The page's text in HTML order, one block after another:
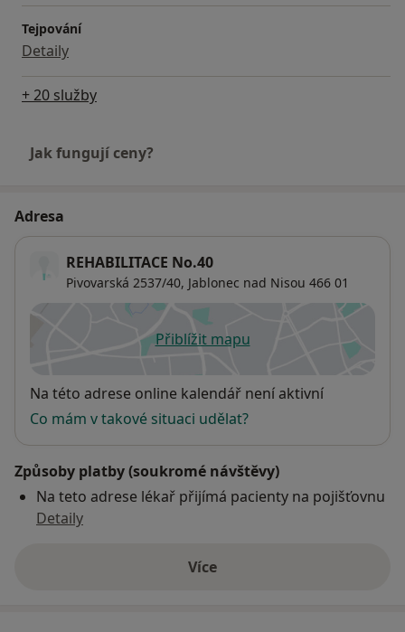
Tejpování
Detaily
+ 20 služby
Jak fungují ceny?
Adresa
REHABILITACE No.40
Pivovarská 2537/40, Jablonec nad Nisou 466 01
Přiblížit mapuse otevře v nové záložce
Dostupnost
Na této adrese online kalendář není aktivní
Co mám v takové situaci udělat?
Způsoby platby (soukromé návštěvy)
Na teto adrese lékař přijímá pacienty na pojišťovnu
Detaily
Víceo adrese